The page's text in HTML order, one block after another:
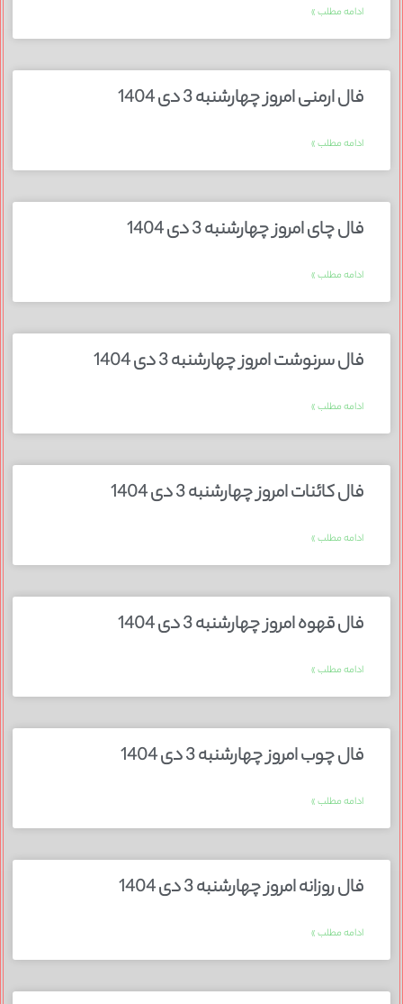
ادامه مطلب »
فال ارمنی امروز چهارشنبه 3 دی 1404
ادامه مطلب »
فال چای امروز چهارشنبه 3 دی 1404
ادامه مطلب »
فال سرنوشت امروز چهارشنبه 3 دی 1404
ادامه مطلب »
فال کائنات امروز چهارشنبه 3 دی 1404
ادامه مطلب »
فال قهوه امروز چهارشنبه 3 دی 1404
ادامه مطلب »
فال چوب امروز چهارشنبه 3 دی 1404
ادامه مطلب »
فال روزانه امروز چهارشنبه 3 دی 1404
ادامه مطلب »